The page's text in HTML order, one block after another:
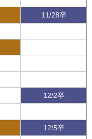
11/28卒
12/2卒
12/5卒